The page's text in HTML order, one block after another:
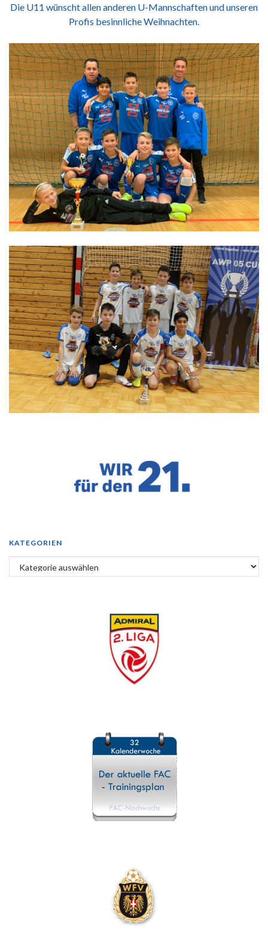
Die U11 wünscht allen anderen U-Mannschaften und unseren
Profis besinnliche Weihnachten.
KATEGORIEN
Kategorien